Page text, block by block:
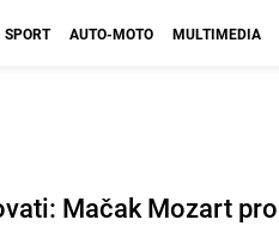
SPORT AUTO-MOTO MULTIMEDIA
Mačak Mozart